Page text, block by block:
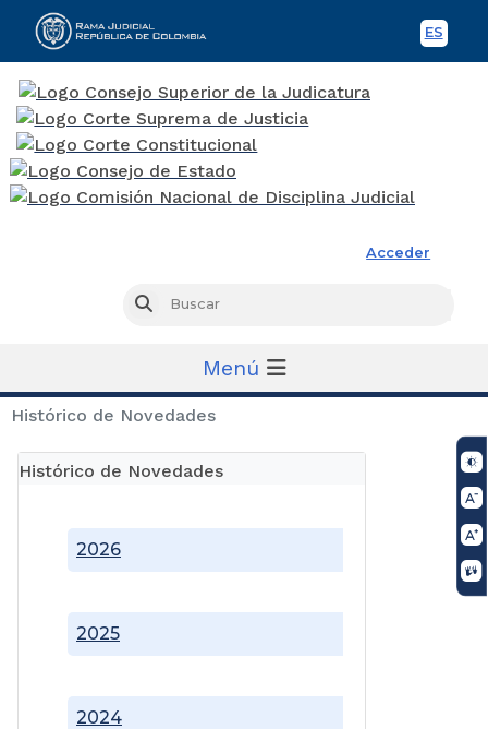
ES
Acceder
Buscar
Menú
Histórico de Novedades
Histórico de Novedades
2024
2025
2026